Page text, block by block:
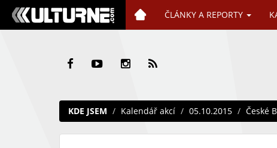
ČLÁNKY A REPORTY
KDE JSEM Kalendář akcí 05.10.2015 České